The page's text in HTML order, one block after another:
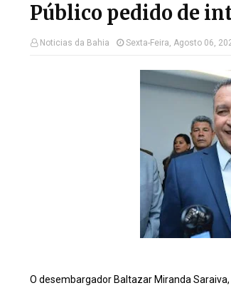
Público pedido de
Noticias da Bahia Sexta-Feira, Agosto 06,
O desembargador Baltazar Miranda